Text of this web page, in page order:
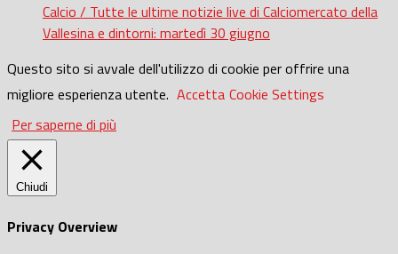
Calcio / Tutte le ultime notizie live di Calciomercato della
Vallesina e dintorni: martedì 30 giugno
Questo sito si avvale dell'utilizzo di cookie per offrire una
migliore esperienza utente. Accetta Cookie Settings
Per saperne di più
Chiudi
Privacy Overview